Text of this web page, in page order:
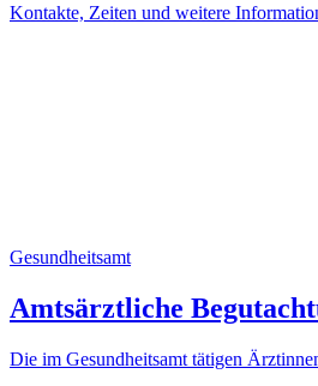
Kontakte, Zeiten und weitere
Gesundheitsamt
Amtsärztliche
Die im Gesundheitsamt tätigen